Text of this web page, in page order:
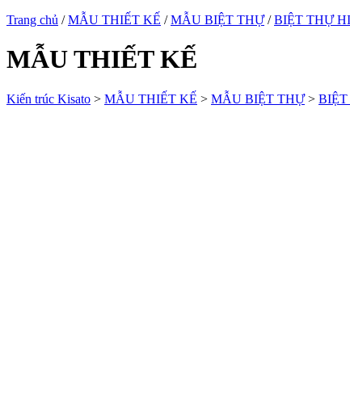
Trang chủ /MẪU THIẾT KẾ /MẪU BIỆT THỰ/BIỆT THỰ
MẪU THIẾT KẾ
Kiến trúc Kisato > MẪU THIẾT KẾ > MẪU BIỆT THỰ>